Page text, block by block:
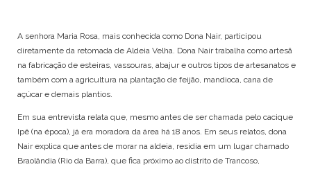
RIO GRANDE DO NORTE
RIO GRANDE DO SUL
RONDÔNIA
TOCANTINS
GUARANI MBYA
JURUNA
KAINGANG
KAMBEBA
A senhora Maria Rosa, mais conhecida como Dona Nair, participou
diretamente da retomada de Aldeia Velha. Dona Nair trabalha como artesã
na fabricação de esteiras, vassouras, abajur e outros tipos de artesanatos e
também com a agricultura na plantação de feijão, mandioca, cana de
açúcar e demais plantios.
Em sua entrevista relata que, mesmo antes de ser chamada pelo cacique
Ipê (na época), já era moradora da área há 18 anos. Em seus relatos, dona
Nair explica que antes de morar na aldeia, residia em um lugar chamado
Braolândia (Rio da Barra), que fica próximo ao distrito de Trancoso,